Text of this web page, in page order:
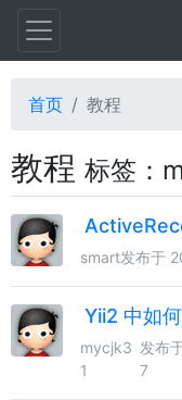
首页 教程
教程 标签：
smart发布于
mycjk3
1
发布
7